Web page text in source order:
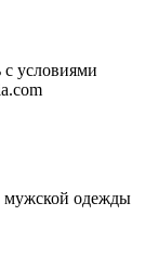
с условиями
мужской одежды